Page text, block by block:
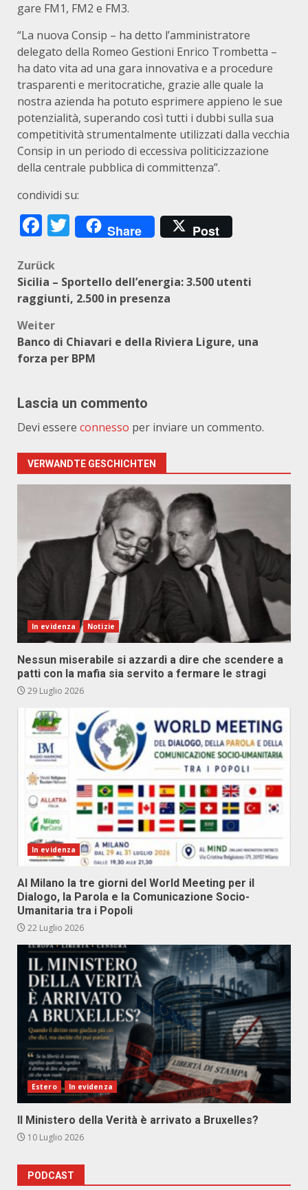
gare FM1, FM2 e FM3.
“La nuova Consip – ha detto l’amministratore
delegato della Romeo Gestioni Enrico Trombetta –
ha dato vita ad una gara innovativa e a procedure
trasparenti e meritocratiche, grazie alle quale la
nostra azienda ha potuto esprimere appieno le sue
potenzialità, superando così tutti i dubbi sulla sua
competitività strumentalmente utilizzati dalla vecchia
Consip in un periodo di eccessiva politicizzazione
della centrale pubblica di committenza”.
condividi su:
Facebook
Twitter
Share Post
Beitragsnavigation
Zurück
Sicilia – Sportello dell’energia: 3.500 utenti
raggiunti, 2.500 in presenza
Weiter
Banco di Chiavari e della Riviera Ligure, una
forza per BPM
Lascia un commento
Devi essere connesso per inviare un commento.
VERWANDTE GESCHICHTEN
In evidenza Notizie
Nessun miserabile si azzardi a dire che scendere a
patti con la mafia sia servito a fermare le stragi
29 Luglio 2026
In evidenza
Al Milano la tre giorni del World Meeting per il
Dialogo, la Parola e la Comunicazione Socio-
Umanitaria tra i Popoli
22 Luglio 2026
Estero In evidenza
Il Ministero della Verità è arrivato a Bruxelles?
10 Luglio 2026
PODCAST